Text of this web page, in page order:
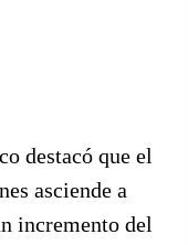
destacó que el
asciende a
incremento del